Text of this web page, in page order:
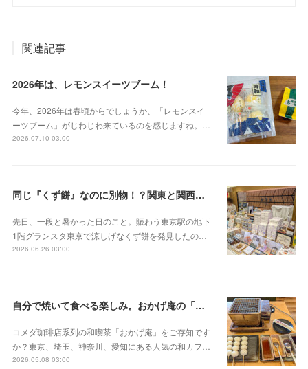
関連記事
2026年は、レモンスイーツブーム！
今年、2026年は春頃からでしょうか、「レモンスイ
ーツブーム」がじわじわ来ているのを感じますね。…
2026.07.10 03:00
同じ『くず餅』なのに別物！？関東と関西の意外な違い
先日、一段と暑かった日のこと。賑わう東京駅の地下
1階グランスタ東京で涼しげなくず餅を発見したの…
2026.06.26 03:00
自分で焼いて食べる楽しみ。おかげ庵の「だんご三昧」
コメダ珈琲店系列の和喫茶「おかげ庵」をご存知です
か？東京、埼玉、神奈川、愛知にある人気の和カフ…
2026.05.08 03:00